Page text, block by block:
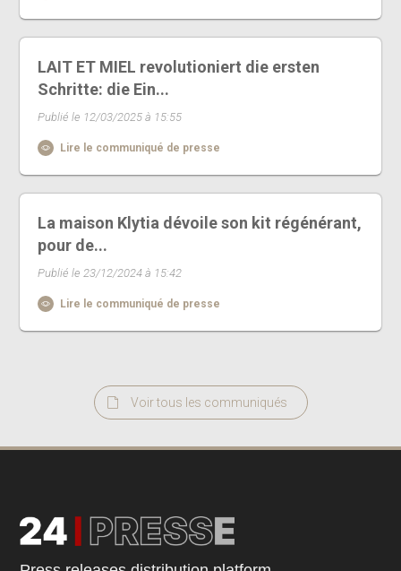
LAIT ET MIEL revolutioniert die ersten
Schritte: die Ein...
Publié le 12/03/2025 à 15:55
Lire le communiqué de presse
La maison Klytia dévoile son kit régénérant,
pour de...
Publié le 23/12/2024 à 15:42
Lire le communiqué de presse
Voir tous les communiqués